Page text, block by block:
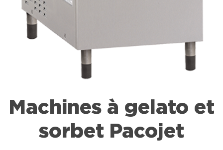
Machines à gelato et
sorbet Pacojet